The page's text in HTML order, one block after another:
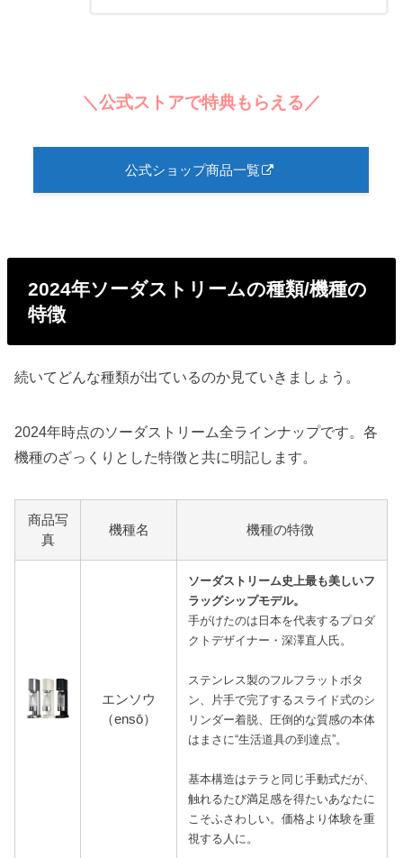
＼公式ストアで特典もらえる／
公式ショップ商品一覧
2024年ソーダストリームの種類/機種の
特徴
続いてどんな種類が出ているのか見ていきましょう。
2024年時点のソーダストリーム全ラインナップです。各
機種のざっくりとした特徴と共に明記します。
商品写
真
機種名 機種の特徴
エンソウ
（ensō）
ソーダストリーム史上最も美しいフ
ラッグシップモデル。
手がけたのは日本を代表するプロダ
クトデザイナー・深澤直人氏。
ステンレス製のフルフラットボタ
ン、片手で完了するスライド式のシ
リンダー着脱、圧倒的な質感の本体
はまさに“生活道具の到達点”。
基本構造はテラと同じ手動式だが、
触れるたび満足感を得たいあなたに
こそふさわしい。価格より体験を重
視する人に。